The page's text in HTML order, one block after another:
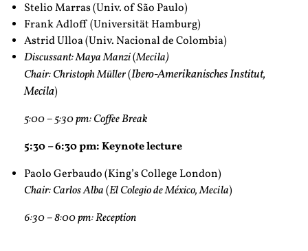
Stelio Marras (Univ. of São Paulo)
Frank Adloff (Universität Hamburg)
Astrid Ulloa (Univ. Nacional de Colombia)
Discussant: Maya Manzi(Mecila)
Chair: Christoph Müller(Ibero-Amerikanisches Institut,
Mecila)
5:00 – 5:30 pm: Coffee Break
5:30 – 6:30 pm: Keynote lecture
Paolo Gerbaudo (King’s College London)
Chair: Carlos Alba(El Colegio de México, Mecila)
6:30 – 8:00 pm: Reception